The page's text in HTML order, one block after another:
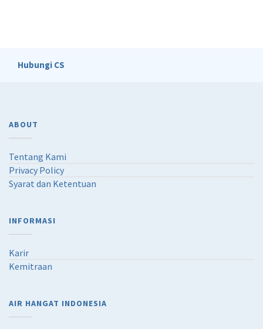
Hubungi CS
ABOUT
Tentang Kami
Privacy Policy
Syarat dan Ketentuan
INFORMASI
Karir
Kemitraan
AIR HANGAT INDONESIA